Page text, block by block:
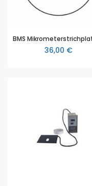
36,00 €